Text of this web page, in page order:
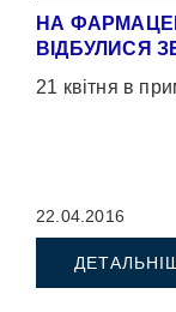
НА
ВІДБУЛИСЯ
21 квітня в
22.04.2016